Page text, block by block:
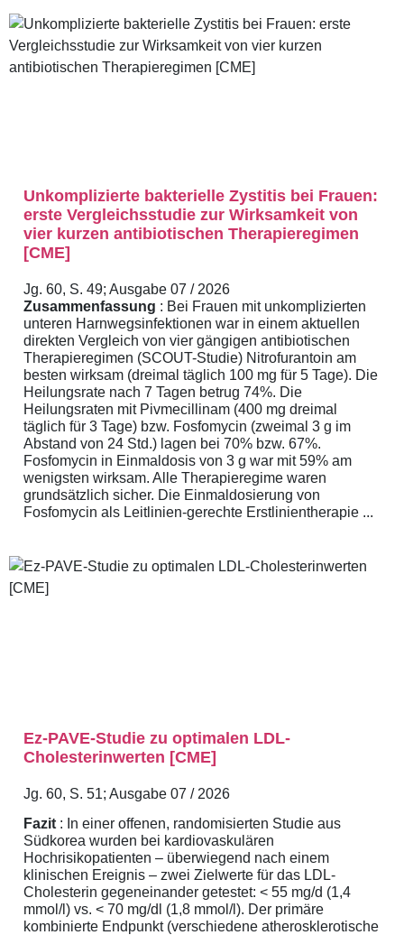
Unkomplizierte bakterielle Zystitis bei Frauen:
erste Vergleichsstudie zur Wirksamkeit von
vier kurzen antibiotischen Therapieregimen
[CME]
Jg. 60, S. 49; Ausgabe 07 / 2026
Zusammenfassung : Bei Frauen mit unkomplizierten
unteren Harnwegsinfektionen war in einem aktuellen
direkten Vergleich von vier gängigen antibiotischen
Therapieregimen (SCOUT-Studie) Nitrofurantoin am
besten wirksam (dreimal täglich 100 mg für 5 Tage). Die
Heilungsrate nach 7 Tagen betrug 74%. Die
Heilungsraten mit Pivmecillinam (400 mg dreimal
täglich für 3 Tage) bzw. Fosfomycin (zweimal 3 g im
Abstand von 24 Std.) lagen bei 70% bzw. 67%.
Fosfomycin in Einmaldosis von 3 g war mit 59% am
wenigsten wirksam. Alle Therapieregime waren
grundsätzlich sicher. Die Einmaldosierung von
Fosfomycin als Leitlinien-gerechte Erstlinientherapie ...
Ez-PAVE-Studie zu optimalen LDL-
Cholesterinwerten [CME]
Jg. 60, S. 51; Ausgabe 07 / 2026
Fazit : In einer offenen, randomisierten Studie aus
Südkorea wurden bei kardiovaskulären
Hochrisikopatienten – überwiegend nach einem
klinischen Ereignis – zwei Zielwerte für das LDL-
Cholesterin gegeneinander getestet: < 55 mg/d (1,4
mmol/l) vs. < 70 mg/dl (1,8 mmol/l). Der primäre
kombinierte Endpunkt (verschiedene atherosklerotische